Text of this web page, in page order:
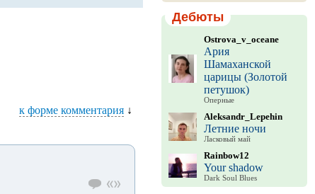
к форме комментария↓
Дебюты
Ostrova_v_oceane
Ария
Шамаханской
царицы (Золотой
петушок)
Оперные
Aleksandr_Lepehin
Летние ночи
Ласковый май
Rainbow12
Your shadow
Dark Soul Blues